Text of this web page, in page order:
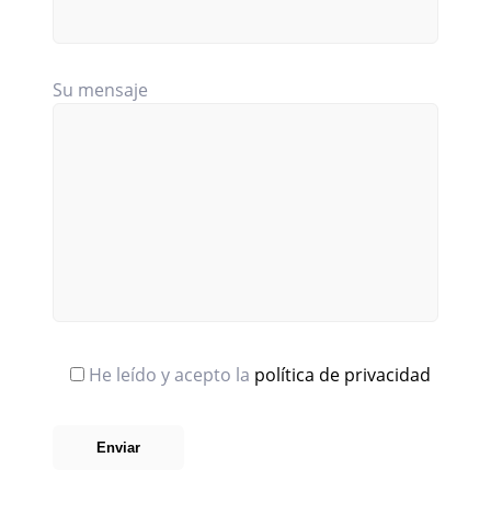
Su mensaje
He leído y acepto la política de privacidad